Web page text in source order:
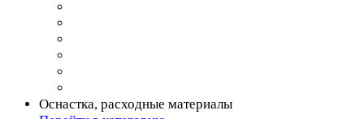
Оснастка, расходные материалы